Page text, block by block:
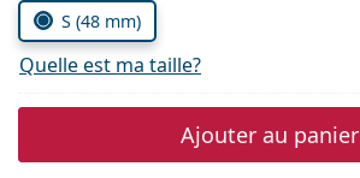
S (48 mm)
Quelle est ma taille?
Ajouter au panier